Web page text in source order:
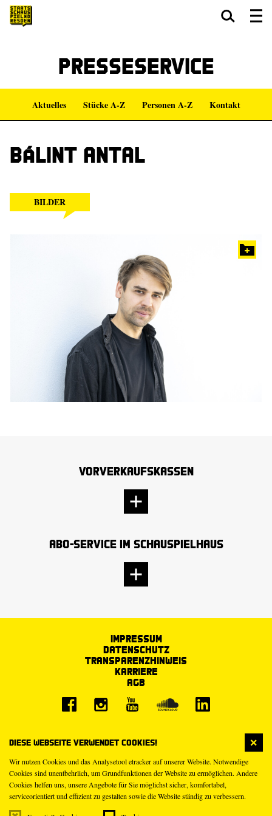
Diese Webseite verwendet Cookies!
Wir nutzen Cookies und das Analysetool etracker auf unserer Website. Notwendige
Cookies sind unentbehrlich, um Grundfunktionen der Website zu ermöglichen. Andere
Cookies helfen uns, unsere Angebote für Sie möglichst sicher, komfortabel,
serviceorientiert und effizient zu gestalten sowie die Website ständig zu verbessern.
Presseservice
Aktuelles Stücke A-Z Personen A-Z Kontakt
Bálint Antal
BILDER
Vorverkaufskassen
Abo-Service im Schauspielhaus
Impressum
Datenschutz
Transparenzhinweis
Karriere
AGB